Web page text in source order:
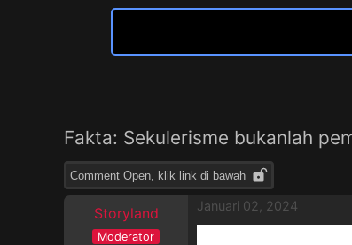
Fakta: Sekulerisme bukanlah
Comment Open, klik link di bawah
Storyland Januari 02, 2024